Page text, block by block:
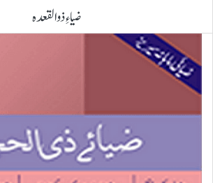
ضیاءِ ذوالقعدہ